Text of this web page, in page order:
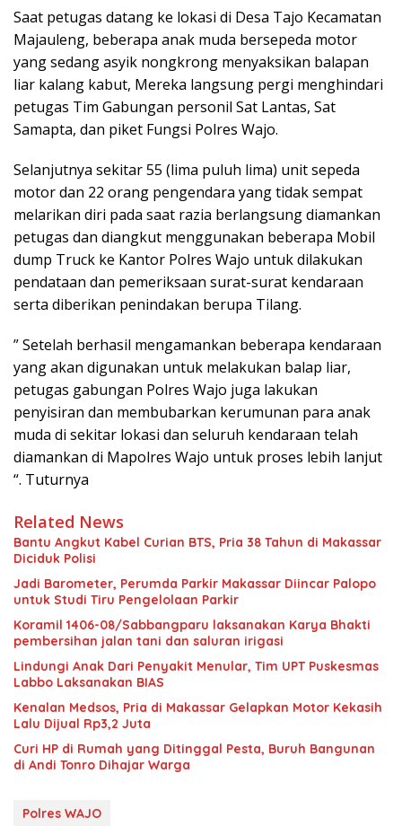
Saat petugas datang ke lokasi di Desa Tajo Kecamatan
Majauleng, beberapa anak muda bersepeda motor
yang sedang asyik nongkrong menyaksikan balapan
liar kalang kabut, Mereka langsung pergi menghindari
petugas Tim Gabungan personil Sat Lantas, Sat
Samapta, dan piket Fungsi Polres Wajo.
Selanjutnya sekitar 55 (lima puluh lima) unit sepeda
motor dan 22 orang pengendara yang tidak sempat
melarikan diri pada saat razia berlangsung diamankan
petugas dan diangkut menggunakan beberapa Mobil
dump Truck ke Kantor Polres Wajo untuk dilakukan
pendataan dan pemeriksaan surat-surat kendaraan
serta diberikan penindakan berupa Tilang.
” Setelah berhasil mengamankan beberapa kendaraan
yang akan digunakan untuk melakukan balap liar,
petugas gabungan Polres Wajo juga lakukan
penyisiran dan membubarkan kerumunan para anak
muda di sekitar lokasi dan seluruh kendaraan telah
diamankan di Mapolres Wajo untuk proses lebih lanjut
“. Tuturnya
Related News
Bantu Angkut Kabel Curian BTS, Pria 38 Tahun di Makassar
Diciduk Polisi
Jadi Barometer, Perumda Parkir Makassar Diincar Palopo
untuk Studi Tiru Pengelolaan Parkir
Koramil 1406-08/Sabbangparu laksanakan Karya Bhakti
pembersihan jalan tani dan saluran irigasi
Lindungi Anak Dari Penyakit Menular, Tim UPT Puskesmas
Labbo Laksanakan BIAS
Kenalan Medsos, Pria di Makassar Gelapkan Motor Kekasih
Lalu Dijual Rp3,2 Juta
Curi HP di Rumah yang Ditinggal Pesta, Buruh Bangunan
di Andi Tonro Dihajar Warga
Polres WAJO